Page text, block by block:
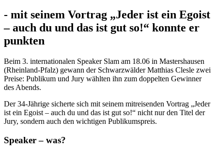
- mit seinem Vortrag „Jeder ist ein Egoist
– auch du und das ist gut so!“ konnte er
punkten
Beim 3. internationalen Speaker Slam am 18.06 in Mastershausen
(Rheinland-Pfalz) gewann der Schwarzwälder Matthias Clesle zwei
Preise: Publikum und Jury wählten ihn zum doppelten Gewinner
des Abends.
Der 34-Jährige sicherte sich mit seinem mitreisenden Vortrag „Jeder
ist ein Egoist – auch du und das ist gut so!“ nicht nur den Titel der
Jury, sondern auch den wichtigen Publikumspreis.
Speaker – was?